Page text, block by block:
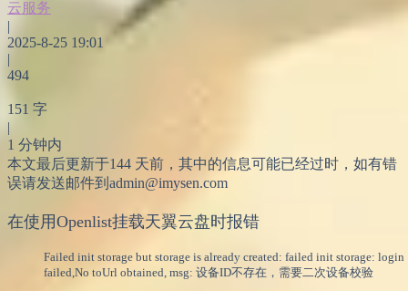
云服务
|
2025-8-25 19:01
|
494
151 字
|
1 分钟内
本文最后更新于144 天前，其中的信息可能已经过时，如有错
误请发送邮件到admin@imysen.com
在使用Openlist挂载天翼云盘时报错
Failed init storage but storage is already created: failed init storage: login
failed,No toUrl obtained, msg: 设备ID不存在，需要二次设备校验